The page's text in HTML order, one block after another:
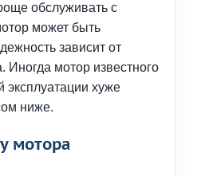
обслуживать с
может быть
зависит от
Иногда мотор известного
эксплуатации хуже
ниже.
мотора